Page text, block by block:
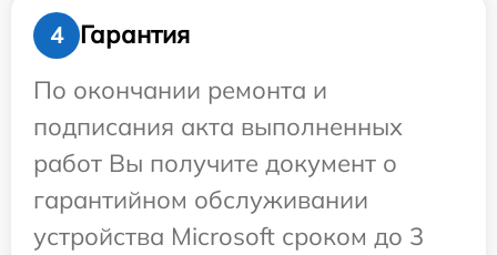
4
Гарантия
По окончании ремонта и
подписания акта выполненных
работ Вы получите документ о
гарантийном обслуживании
устройства Microsoft сроком до 3